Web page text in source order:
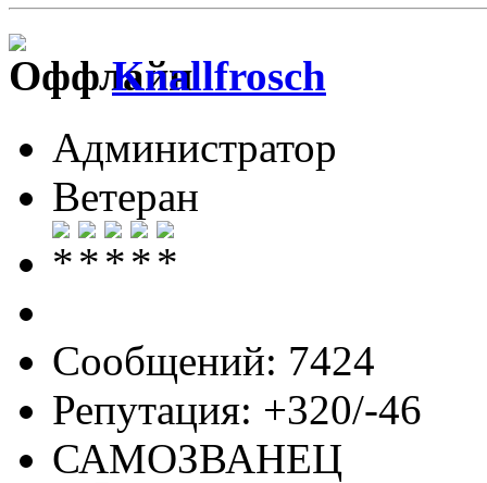
Knallfrosch
Администратор
Ветеран
Сообщений: 7424
Репутация: +320/-46
САМОЗВАНЕЦ